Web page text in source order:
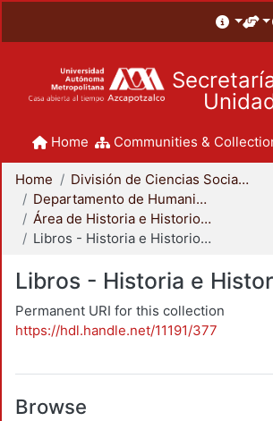
Home Communities &
Home
División de Ciencias Sociales y Humanidades
Departamento de Humanidades
Área de Historia e Historiografía
Libros - Historia e Historiografía
Libros - Historia e
Permanent URI for this collection
https://hdl.handle.net/11191/377
Browse